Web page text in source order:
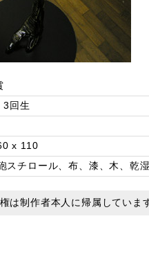
3回生
x 110
スチロール、布、漆、木、乾
は制作者本人に帰属していま